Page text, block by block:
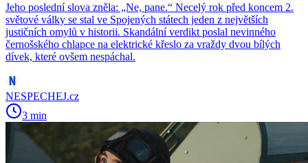
Jeho poslední slova zněla: „Ne, pane.“ Necelý rok před koncem 2.
světové války se stal ve Spojených státech jeden z největších
justičních omylů v historii. Skandální verdikt poslal nevinného
černošského chlapce na elektrické křeslo za vraždy dvou bílých
dívek, které ovšem nespáchal.
NESPECHEJ.cz
3 min